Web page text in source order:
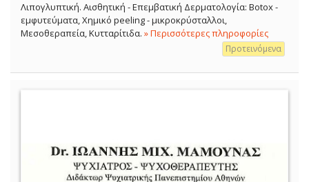
Λιπογλυπτική. Αισθητική - Επεμβατική Δερματολογία: Botox -
εμφυτεύματα, Χημικό peeling - μικροκρύσταλλοι,
Μεσοθεραπεία, Κυτταρίτιδα. » Περισσότερες πληροφορίες
Προτεινόμενα